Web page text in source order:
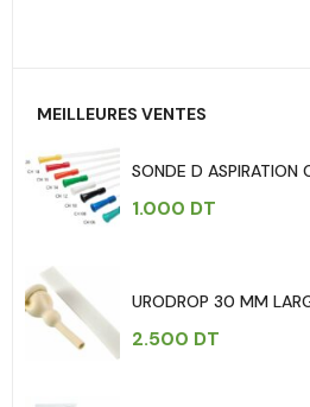
MEILLEURES VENTES
SONDE D ASPIRATION
1.000 DT
URODROP 30 MM
2.500 DT